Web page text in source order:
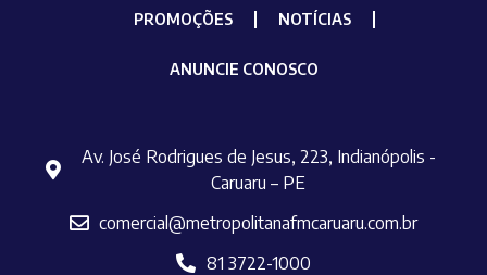
PROMOÇÕES NOTÍCIAS
ANUNCIE CONOSCO
Av. José Rodrigues de Jesus, 223, Indianópolis -
Caruaru – PE
comercial@metropolitanafmcaruaru.com.br
81 3722-1000